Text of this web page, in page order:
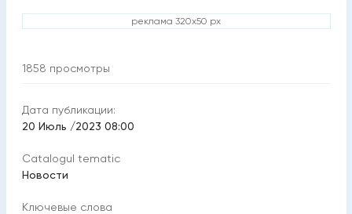
реклама 320x50 px
1858 просмотры
Дата публикации:
20 Июль /2023 08:00
Catalogul tematic
Новости
Ключевые слова